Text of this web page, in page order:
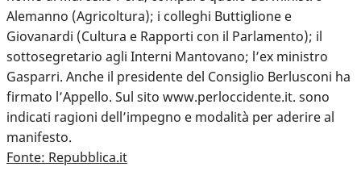
Alemanno (Agricoltura); i colleghi Buttiglione e
Giovanardi (Cultura e Rapporti con il Parlamento); il
sottosegretario agli Interni Mantovano; l’ex ministro
Gasparri. Anche il presidente del Consiglio Berlusconi ha
firmato l’Appello. Sul sito www.perloccidente.it. sono
indicati ragioni dell’impegno e modalità per aderire al
manifesto.
Fonte: Repubblica.it